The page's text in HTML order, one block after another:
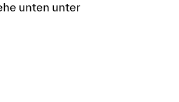
unten unter